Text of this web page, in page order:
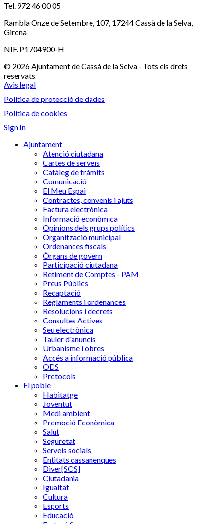
Tel. 972 46 00 05
Rambla Onze de Setembre, 107, 17244 Cassà de la Selva,
Girona
NIF. P1704900-H
© 2026 Ajuntament de Cassà de la Selva - Tots els drets
reservats.
Avis legal
Política de protecció de dades
Política de cookies
Sign In
Ajuntament
Atenció ciutadana
Cartes de serveis
Catàleg de tràmits
Comunicació
El Meu Espai
Contractes, convenis i ajuts
Factura electrònica
Informació econòmica
Opinions dels grups polítics
Organització municipal
Ordenances fiscals
Òrgans de govern
Participació ciutadana
Retiment de Comptes - PAM
Preus Públics
Recaptació
Reglaments i ordenances
Resolucions i decrets
Consultes Actives
Seu electrònica
Tauler d'anuncis
Urbanisme i obres
Accés a informació pública
ODS
Protocols
El poble
Habitatge
Joventut
Medi ambient
Promoció Econòmica
Salut
Seguretat
Serveis socials
Entitats cassanenques
Diver[SOS]
Ciutadania
Igualtat
Cultura
Esports
Educació